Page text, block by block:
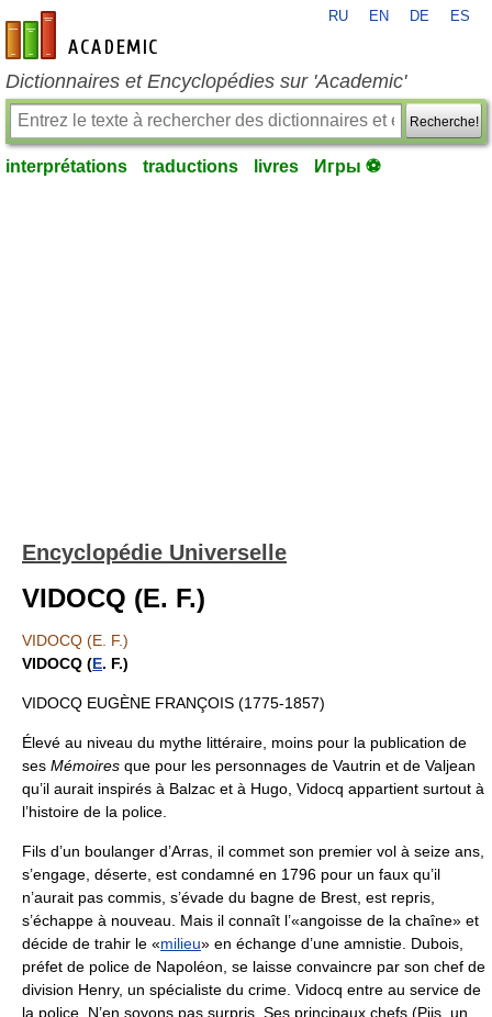
fr-academic.com
RU EN DE ES
Dictionnaires et Encyclopédies sur 'Academic'
Recherche!
interprétations traductions livres Игры ⚽
Encyclopédie Universelle
VIDOCQ (E. F.)
VIDOCQ (E. F.)
VIDOCQ (E. F.)
VIDOCQ EUGÈNE FRANÇOIS (1775-1857)
Élevé au niveau du mythe littéraire, moins pour la publication de
ses Mémoires que pour les personnages de Vautrin et de Valjean
qu’il aurait inspirés à Balzac et à Hugo, Vidocq appartient surtout à
l’histoire de la police.
Fils d’un boulanger d’Arras, il commet son premier vol à seize ans,
s’engage, déserte, est condamné en 1796 pour un faux qu’il
n’aurait pas commis, s’évade du bagne de Brest, est repris,
s’échappe à nouveau. Mais il connaît l’«angoisse de la chaîne» et
décide de trahir le «milieu» en échange d’une amnistie. Dubois,
préfet de police de Napoléon, se laisse convaincre par son chef de
division Henry, un spécialiste du crime. Vidocq entre au service de
la police. N’en soyons pas surpris. Ses principaux chefs (Piis, un